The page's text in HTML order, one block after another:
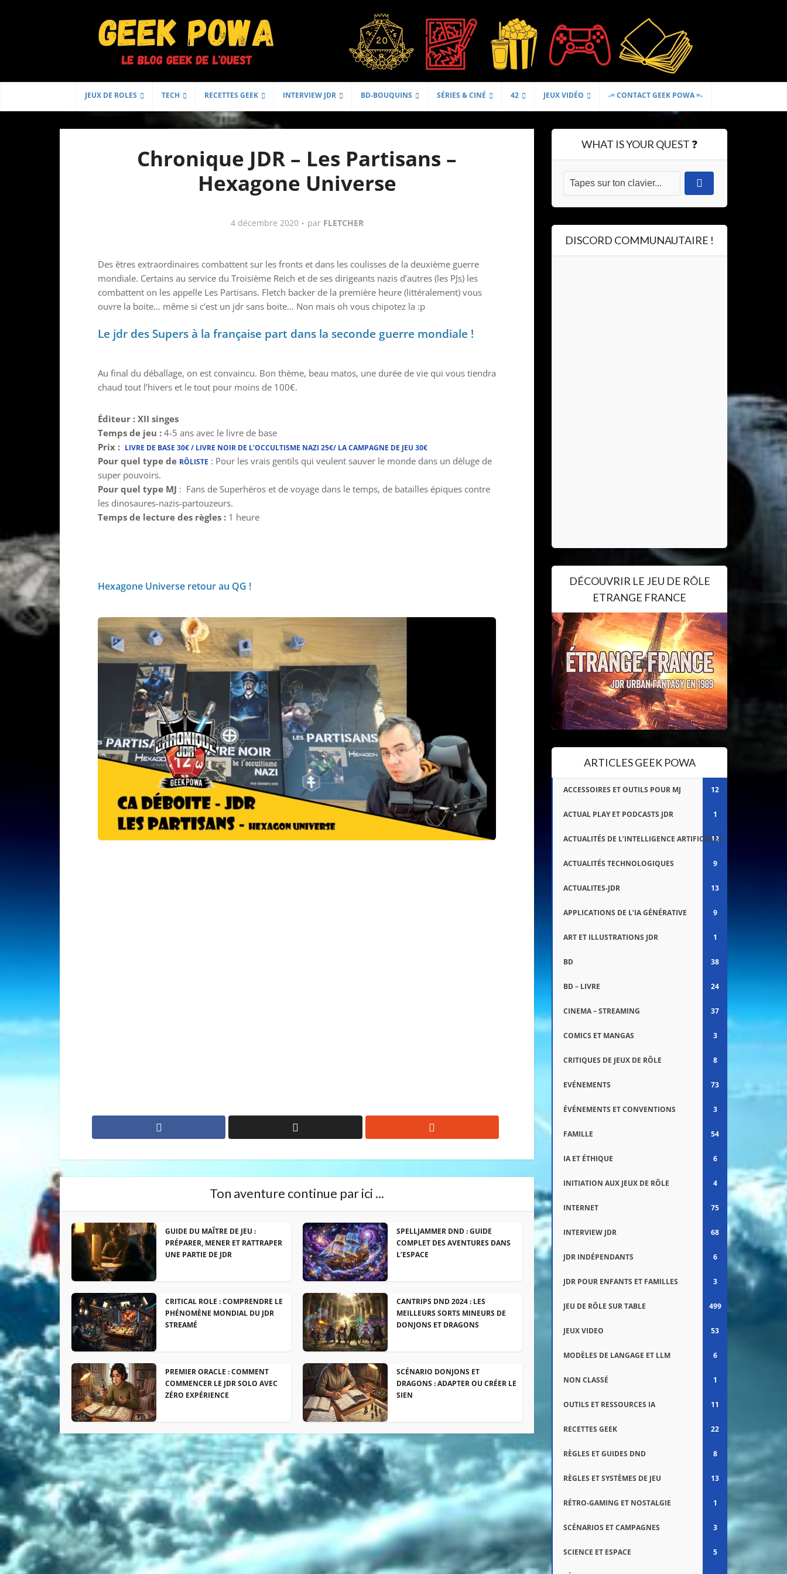
JEUX DE ROLES TECH RECETTES GEEK INTERVIEW JDR BD-BOUQUINS SÉRIES & CINÉ 42 JEUX VIDÉO -= CONTACT GEEK POWA =-
Chronique JDR – Les Partisans –
Hexagone Universe
4 décembre 2020 par FLETCHER
Des êtres extraordinaires combattent sur les fronts et dans les coulisses de la deuxième guerre
mondiale. Certains au service du Troisième Reich et de ses dirigeants nazis d’autres (les PJs) les
combattent on les appelle Les Partisans. Fletch backer de la première heure (littéralement) vous
ouvre la boite… même si c’est un jdr sans boite… Non mais oh vous chipotez la :p
Le jdr des Supers à la française part dans la seconde guerre mondiale !
Au final du déballage, on est convaincu. Bon thème, beau matos, une durée de vie qui vous tiendra
chaud tout l’hivers et le tout pour moins de 100€.
Éditeur : XII singes
Temps de jeu : 4-5 ans avec le livre de base
Prix : LIVRE DE BASE 30€ / LIVRE NOIR DE L’OCCULTISME NAZI 25€/ LA CAMPAGNE DE JEU 30€
Pour quel type de RÔLISTE : Pour les vrais gentils qui veulent sauver le monde dans un déluge de
super pouvoirs.
Pour quel type MJ : Fans de Superhéros et de voyage dans le temps, de batailles épiques contre
les dinosaures-nazis-partouzeurs.
Temps de lecture des règles : 1 heure
Hexagone Universe retour au QG !
Ton aventure continue par ici ...
GUIDE DU MAÎTRE DE JEU :
PRÉPARER, MENER ET RATTRAPER
UNE PARTIE DE JDR
SPELLJAMMER DND : GUIDE
COMPLET DES AVENTURES DANS
L’ESPACE
CRITICAL ROLE : COMPRENDRE LE
PHÉNOMÈNE MONDIAL DU JDR
STREAMÉ
CANTRIPS DND 2024 : LES
MEILLEURS SORTS MINEURS DE
DONJONS ET DRAGONS
PREMIER ORACLE : COMMENT
COMMENCER LE JDR SOLO AVEC
ZÉRO EXPÉRIENCE
SCÉNARIO DONJONS ET
DRAGONS : ADAPTER OU CRÉER LE
SIEN
WHAT IS YOUR QUEST ❓
DISCORD COMMUNAUTAIRE !
DÉCOUVRIR LE JEU DE RÔLE
ETRANGE FRANCE
ARTICLES GEEK POWA
ACCESSOIRES ET OUTILS POUR MJ 12
ACTUAL PLAY ET PODCASTS JDR 1
ACTUALITÉS DE L’INTELLIGENCE ARTIFICIELLE
12
ACTUALITÉS TECHNOLOGIQUES 9
ACTUALITES-JDR 13
APPLICATIONS DE L’IA GÉNÉRATIVE 9
ART ET ILLUSTRATIONS JDR 1
BD 38
BD – LIVRE 24
CINEMA – STREAMING 37
COMICS ET MANGAS 3
CRITIQUES DE JEUX DE RÔLE 8
EVÉNEMENTS 73
ÉVÉNEMENTS ET CONVENTIONS 3
FAMILLE 54
IA ET ÉTHIQUE 6
INITIATION AUX JEUX DE RÔLE 4
INTERNET 75
INTERVIEW JDR 68
JDR INDÉPENDANTS 6
JDR POUR ENFANTS ET FAMILLES 3
JEU DE RÔLE SUR TABLE 499
JEUX VIDEO 53
MODÈLES DE LANGAGE ET LLM 6
NON CLASSÉ 1
OUTILS ET RESSOURCES IA 11
RECETTES GEEK 22
RÈGLES ET GUIDES DND 8
RÈGLES ET SYSTÈMES DE JEU 13
RÉTRO-GAMING ET NOSTALGIE 1
SCÉNARIOS ET CAMPAGNES 3
SCIENCE ET ESPACE 5